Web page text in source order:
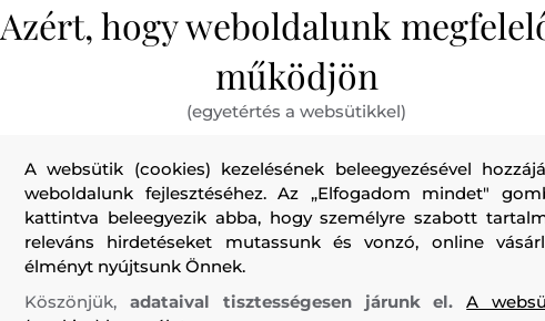
Gyerek póló egyenes szabással, amelyet az originálisan
díszít a mellkasán. Egyszínű design kerek nyakkivágással
nyaknál bordázott szegély egészít ki. Az anyagösszetétel
pamut aránya garantálja a tökéletes légáteresztő
kellemes érzetet viselés közben. Kiválóan kombinálható
ideális mindennapi viseletre.
Azért, hogy weboldalunk
működjön
(egyetértés a websütikkel)
A websütik (cookies) kezelésének beleegyezésével
weboldalunk fejlesztéséhez. Az „Elfogadom mindet"
kattintva beleegyezik abba, hogy személyre szabott
releváns hirdetéseket mutassunk és vonzó, online
élményt nyújtsunk Önnek.
Köszönjük, adataival tisztességesen járunk el.A